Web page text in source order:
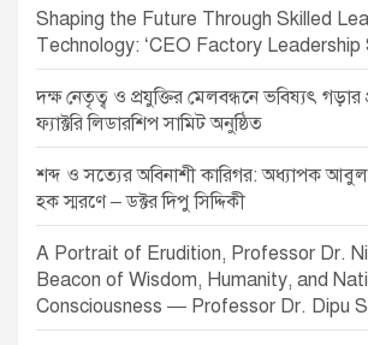
Shaping the Future Through Skilled
Technology: ‘CEO Factory Leadership
দক্ষ নেতৃত্ব ও প্রযুক্তির মেলবন্ধনে ভবিষ্যৎ গড়ার
ফ্যাক্টরি লিডারশিপ সামিট অনুষ্ঠিত
শব্দ ও সত্যের অবিনাশী কারিগর: অধ্যাপক
হক স্মরণে – ডক্টর দিপু সিদ্দিকী
A Portrait of Erudition, Professor Dr.
Beacon of Wisdom, Humanity, and
Consciousness — Professor Dr. Dipu